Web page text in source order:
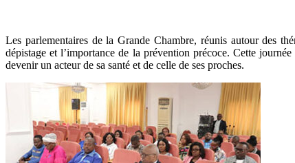
Les parlementaires de la Grande Chambre, réunis autour des
dépistage et l’importance de la prévention précoce. Cette
devenir un acteur de sa santé et de celle de ses proches.